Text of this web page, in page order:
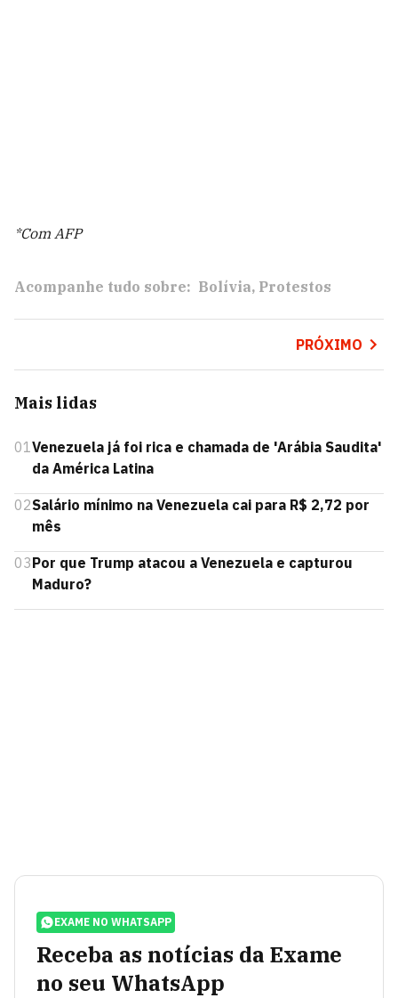
*Com AFP
Acompanhe tudo sobre: Bolívia Protestos
PRÓXIMO
Mais lidas
01Venezuela já foi rica e chamada de 'Arábia Saudita'
da América Latina
02Salário mínimo na Venezuela cai para R$ 2,72 por
mês
03Por que Trump atacou a Venezuela e capturou
Maduro?
EXAME NO WHATSAPP
Receba as notícias da Exame
no seu WhatsApp